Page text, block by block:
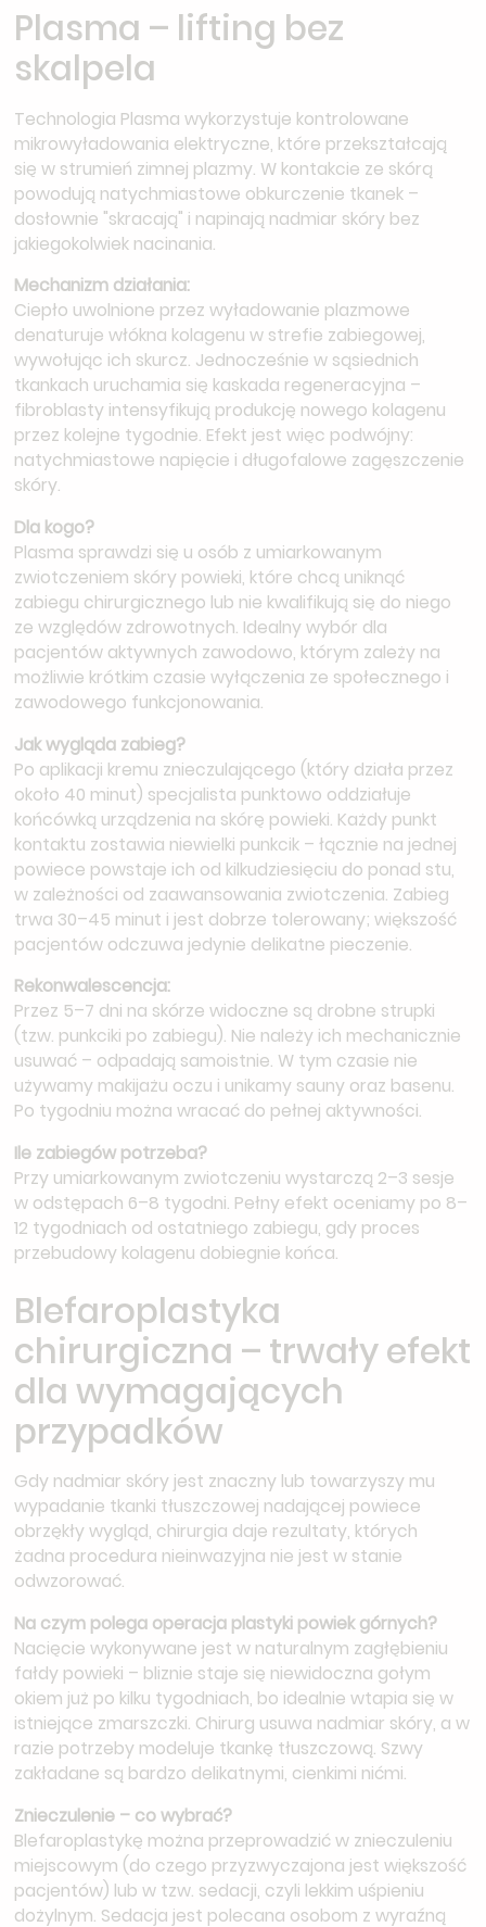
Plasma – lifting bez
skalpela
Technologia Plasma wykorzystuje kontrolowane
mikrowyładowania elektryczne, które przekształcają
się w strumień zimnej plazmy. W kontakcie ze skórą
powodują natychmiastowe obkurczenie tkanek –
dosłownie "skracają" i napinają nadmiar skóry bez
jakiegokolwiek nacinania.
Mechanizm działania:
Ciepło uwolnione przez wyładowanie plazmowe
denaturuje włókna kolagenu w strefie zabiegowej,
wywołując ich skurcz. Jednocześnie w sąsiednich
tkankach uruchamia się kaskada regeneracyjna –
fibroblasty intensyfikują produkcję nowego kolagenu
przez kolejne tygodnie. Efekt jest więc podwójny:
natychmiastowe napięcie i długofalowe zagęszczenie
skóry.
Dla kogo?
Plasma sprawdzi się u osób z umiarkowanym
zwiotczeniem skóry powieki, które chcą uniknąć
zabiegu chirurgicznego lub nie kwalifikują się do niego
ze względów zdrowotnych. Idealny wybór dla
pacjentów aktywnych zawodowo, którym zależy na
możliwie krótkim czasie wyłączenia ze społecznego i
zawodowego funkcjonowania.
Jak wygląda zabieg?
Po aplikacji kremu znieczulającego (który działa przez
około 40 minut) specjalista punktowo oddziałuje
końcówką urządzenia na skórę powieki. Każdy punkt
kontaktu zostawia niewielki punkcik – łącznie na jednej
powiece powstaje ich od kilkudziesięciu do ponad stu,
w zależności od zaawansowania zwiotczenia. Zabieg
trwa 30–45 minut i jest dobrze tolerowany; większość
pacjentów odczuwa jedynie delikatne pieczenie.
Rekonwalescencja:
Przez 5–7 dni na skórze widoczne są drobne strupki
(tzw. punkciki po zabiegu). Nie należy ich mechanicznie
usuwać – odpadają samoistnie. W tym czasie nie
używamy makijażu oczu i unikamy sauny oraz basenu.
Po tygodniu można wracać do pełnej aktywności.
Ile zabiegów potrzeba?
Przy umiarkowanym zwiotczeniu wystarczą 2–3 sesje
w odstępach 6–8 tygodni. Pełny efekt oceniamy po 8–
12 tygodniach od ostatniego zabiegu, gdy proces
przebudowy kolagenu dobiegnie końca.
Blefaroplastyka
chirurgiczna – trwały efekt
dla wymagających
przypadków
Gdy nadmiar skóry jest znaczny lub towarzyszy mu
wypadanie tkanki tłuszczowej nadającej powiece
obrzękły wygląd, chirurgia daje rezultaty, których
żadna procedura nieinwazyjna nie jest w stanie
odwzorować.
Na czym polega operacja plastyki powiek górnych?
Nacięcie wykonywane jest w naturalnym zagłębieniu
fałdy powieki – bliznie staje się niewidoczna gołym
okiem już po kilku tygodniach, bo idealnie wtapia się w
istniejące zmarszczki. Chirurg usuwa nadmiar skóry, a w
razie potrzeby modeluje tkankę tłuszczową. Szwy
zakładane są bardzo delikatnymi, cienkimi nićmi.
Znieczulenie – co wybrać?
Blefaroplastykę można przeprowadzić w znieczuleniu
miejscowym (do czego przyzwyczajona jest większość
pacjentów) lub w tzw. sedacji, czyli lekkim uśpieniu
dożylnym. Sedacja jest polecana osobom z wyraźną